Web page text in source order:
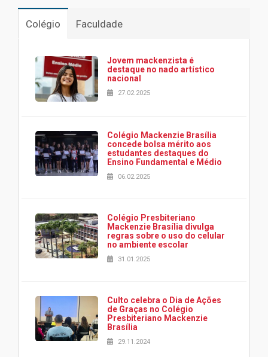
Colégio Faculdade
Jovem mackenzista é
destaque no nado artístico
nacional
27.02.2025
Colégio Mackenzie Brasília
concede bolsa mérito aos
estudantes destaques do
Ensino Fundamental e Médio
06.02.2025
Colégio Presbiteriano
Mackenzie Brasília divulga
regras sobre o uso do celular
no ambiente escolar
31.01.2025
Culto celebra o Dia de Ações
de Graças no Colégio
Presbiteriano Mackenzie
Brasília
29.11.2024